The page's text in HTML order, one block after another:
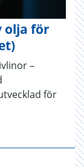
olja för
–
för